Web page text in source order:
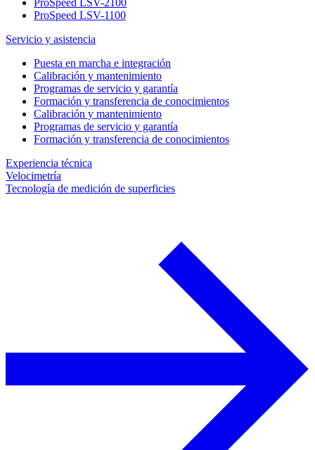
ProSpeed LSV-2100
ProSpeed LSV-1100
Servicio y asistencia
Puesta en marcha e integración
Calibración y mantenimiento
Programas de servicio y garantía
Formación y transferencia de conocimientos
Calibración y mantenimiento
Programas de servicio y garantía
Formación y transferencia de conocimientos
Experiencia técnica
Velocimetría
Tecnología de medición de superficies